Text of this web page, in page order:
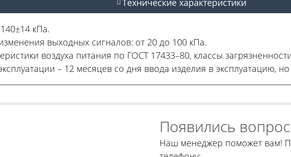
Технические характеристики
кПа.
выходных сигналов: от 20 до 100 кПа.
воздуха питания по ГОСТ 17433–80, классы
– 12 месяцев со дня ввода изделия в эксплуатацию,
Появились
Наш менеджер поможет вам!